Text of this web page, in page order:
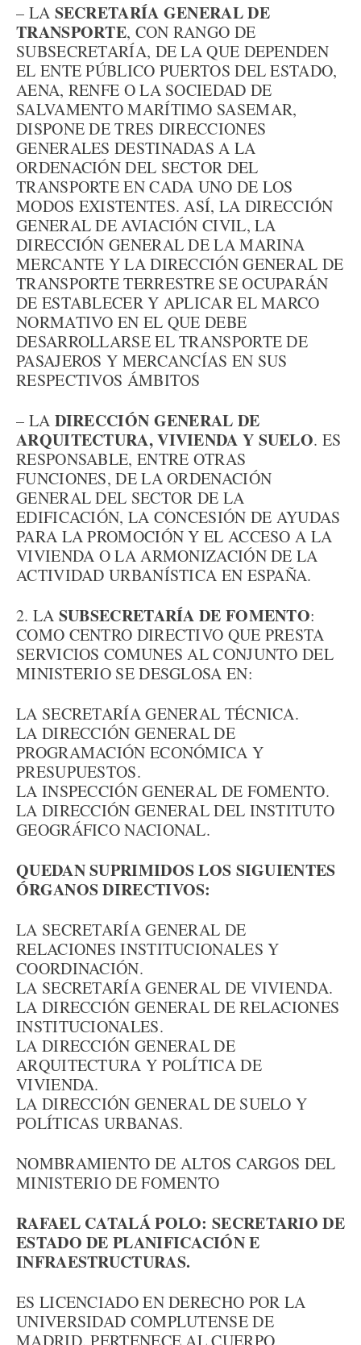
– LA SECRETARÍA GENERAL DE
TRANSPORTE, CON RANGO DE
SUBSECRETARÍA, DE LA QUE DEPENDEN
EL ENTE PÚBLICO PUERTOS DEL ESTADO,
AENA, RENFE O LA SOCIEDAD DE
SALVAMENTO MARÍTIMO SASEMAR,
DISPONE DE TRES DIRECCIONES
GENERALES DESTINADAS A LA
ORDENACIÓN DEL SECTOR DEL
TRANSPORTE EN CADA UNO DE LOS
MODOS EXISTENTES. ASÍ, LA DIRECCIÓN
GENERAL DE AVIACIÓN CIVIL, LA
DIRECCIÓN GENERAL DE LA MARINA
MERCANTE Y LA DIRECCIÓN GENERAL DE
TRANSPORTE TERRESTRE SE OCUPARÁN
DE ESTABLECER Y APLICAR EL MARCO
NORMATIVO EN EL QUE DEBE
DESARROLLARSE EL TRANSPORTE DE
PASAJEROS Y MERCANCÍAS EN SUS
RESPECTIVOS ÁMBITOS
– LA DIRECCIÓN GENERAL DE
ARQUITECTURA, VIVIENDA Y SUELO. ES
RESPONSABLE, ENTRE OTRAS
FUNCIONES, DE LA ORDENACIÓN
GENERAL DEL SECTOR DE LA
EDIFICACIÓN, LA CONCESIÓN DE AYUDAS
PARA LA PROMOCIÓN Y EL ACCESO A LA
VIVIENDA O LA ARMONIZACIÓN DE LA
ACTIVIDAD URBANÍSTICA EN ESPAÑA.
2. LA SUBSECRETARÍA DE FOMENTO:
COMO CENTRO DIRECTIVO QUE PRESTA
SERVICIOS COMUNES AL CONJUNTO DEL
MINISTERIO SE DESGLOSA EN:
LA SECRETARÍA GENERAL TÉCNICA.
LA DIRECCIÓN GENERAL DE
PROGRAMACIÓN ECONÓMICA Y
PRESUPUESTOS.
LA INSPECCIÓN GENERAL DE FOMENTO.
LA DIRECCIÓN GENERAL DEL INSTITUTO
GEOGRÁFICO NACIONAL.
QUEDAN SUPRIMIDOS LOS SIGUIENTES
ÓRGANOS DIRECTIVOS:
LA SECRETARÍA GENERAL DE
RELACIONES INSTITUCIONALES Y
COORDINACIÓN.
LA SECRETARÍA GENERAL DE VIVIENDA.
LA DIRECCIÓN GENERAL DE RELACIONES
INSTITUCIONALES.
LA DIRECCIÓN GENERAL DE
ARQUITECTURA Y POLÍTICA DE
VIVIENDA.
LA DIRECCIÓN GENERAL DE SUELO Y
POLÍTICAS URBANAS.
NOMBRAMIENTO DE ALTOS CARGOS DEL
MINISTERIO DE FOMENTO
RAFAEL CATALÁ POLO: SECRETARIO DE
ESTADO DE PLANIFICACIÓN E
INFRAESTRUCTURAS.
ES LICENCIADO EN DERECHO POR LA
UNIVERSIDAD COMPLUTENSE DE
MADRID. PERTENECE AL CUERPO